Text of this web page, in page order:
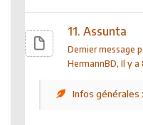
11. Assunta
Dernier message
HermannBD, Il y a
Infos générales